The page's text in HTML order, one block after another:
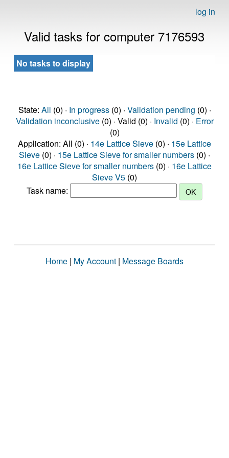
log in
Valid tasks for computer 7176593
No tasks to display
State: All (0) · In progress(0) · Validation pending (0) ·
Validation inconclusive(0) · Valid (0) · Invalid (0) · Error
(0)
Application: All (0) · 14e Lattice Sieve (0) · 15e Lattice
Sieve (0) · 15e Lattice Sieve for smaller numbers (0) ·
16e Lattice Sieve for smaller numbers (0) · 16e Lattice
Sieve V5 (0)
Task name:
Home | My Account | Message Boards